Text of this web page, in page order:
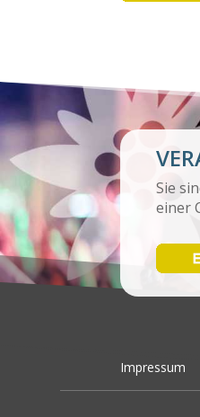
Sie
einer
Impressum